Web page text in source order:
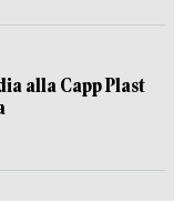
alla Capp Plast